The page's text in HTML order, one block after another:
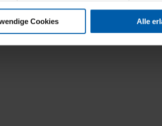
Web-Technologien für Ihr personalisiertes
Sie die Arten der Cookies selbst
Cookies Alle